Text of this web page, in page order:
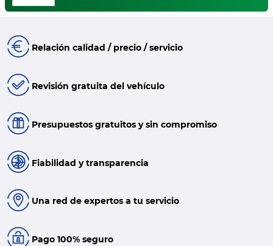
Relación calidad / precio / servicio
Revisión gratuita del vehículo
Presupuestos gratuitos y sin compromiso
Fiabilidad y transparencia
Una red de expertos a tu servicio
Pago 100% seguro